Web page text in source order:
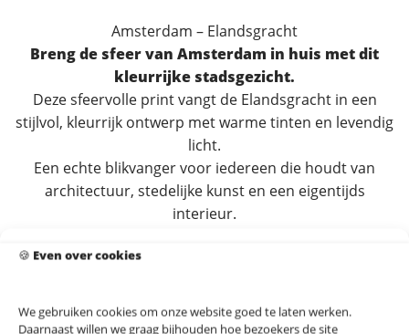
🍪 Even over cookies
We gebruiken cookies om onze website goed te laten werken.
Daarnaast willen we graag bijhouden hoe bezoekers de site
Amsterdam – Elandsgracht
Breng de sfeer van Amsterdam in huis met dit
kleurrijke stadsgezicht.
Deze sfeervolle print vangt de Elandsgracht in een
stijlvol, kleurrijk ontwerp met warme tinten en levendig
licht.
Een echte blikvanger voor iedereen die houdt van
architectuur, stedelijke kunst en een eigentijds
interieur.
Dit kleurrijke stadsgezicht van Amsterdam combineert
Dankzij de rijke, warme kleuren laat deze poster zich